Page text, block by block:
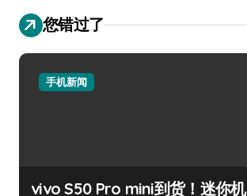
您错过了
手机新闻
vivo S50 Pro mini到货！迷你机